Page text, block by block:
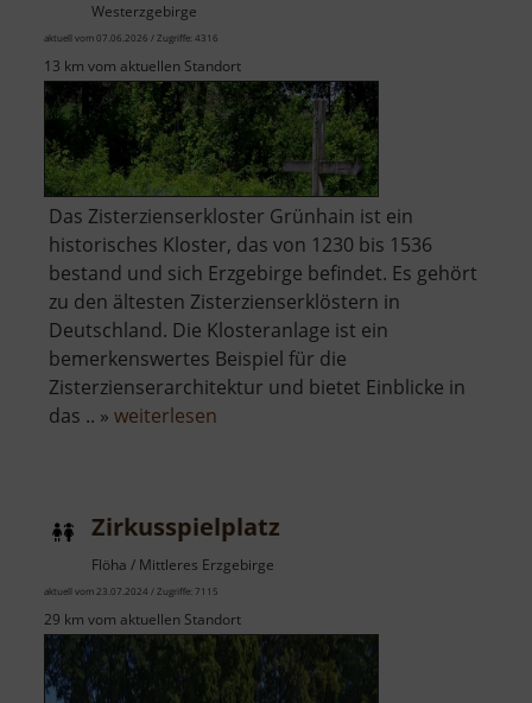
Westerzgebirge
aktuell vom 07.06.2026 / Zugriffe: 4316
13 km vom aktuellen Standort
Das Zisterzienserkloster Grünhain ist ein
historisches Kloster, das von 1230 bis 1536
bestand und sich Erzgebirge befindet. Es gehört
zu den ältesten Zisterzienserklöstern in
Deutschland. Die Klosteranlage ist ein
bemerkenswertes Beispiel für die
Zisterzienserarchitektur und bietet Einblicke in
das .. » weiterlesen
Zirkusspielplatz
Flöha / Mittleres Erzgebirge
aktuell vom 23.07.2024 / Zugriffe: 7115
29 km vom aktuellen Standort